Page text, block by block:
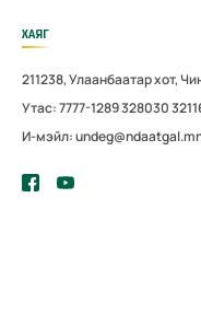
ХАЯГ
211238, Улаанбаатар хот,
Утас: 7777-1289 328030
И-мэйл: